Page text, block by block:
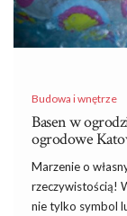
Budowa i wnętrze
Basen w
ogrodowe
Marzenie o
rzeczywistością!
nie tylko symbol